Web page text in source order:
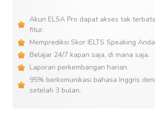
Akun ELSA Pro dapat akses tak
fitur.
Memprediksi Skor IELTS Speaking
Belajar 24/7 kapan saja, di mana saja.
Laporan perkembangan harian.
95% berkomunikasi bahasa Inggris
setelah 3 bulan.